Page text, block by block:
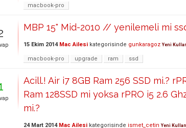
macbook-pro
MBP 15" Mid-2010 // yenilemeli mi
15 Ekim 2014 Mac Ailesi kategorisinde gunkaragoz Yeni
macbook-pro upgrade ram ssd
Acill.! Air i7 8GB Ram 256 SSD mi.?
Ram 128SSD mi yoksa rPRO i5 2.6
mi.?
24 Mart 2014 Mac Ailesi kategorisinde ismet_cetin Yeni